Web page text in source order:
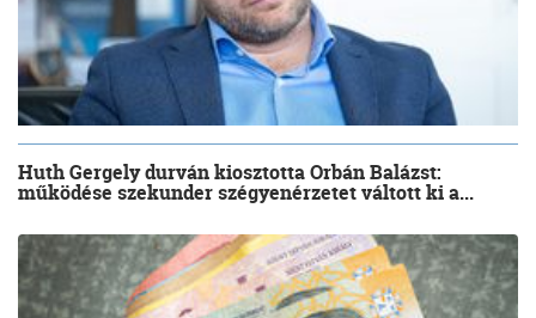
Huth Gergely durván kiosztotta Orbán Balázst:
működése szekunder szégyenérzetet váltott ki a...